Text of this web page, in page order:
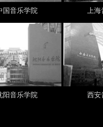
【团购】一台你绝对不后悔购买的卡瓦依钢琴
途
是成
卡瓦依钢
辛女士想
物，所以
国音乐学院 上海
阳音乐学院 西安